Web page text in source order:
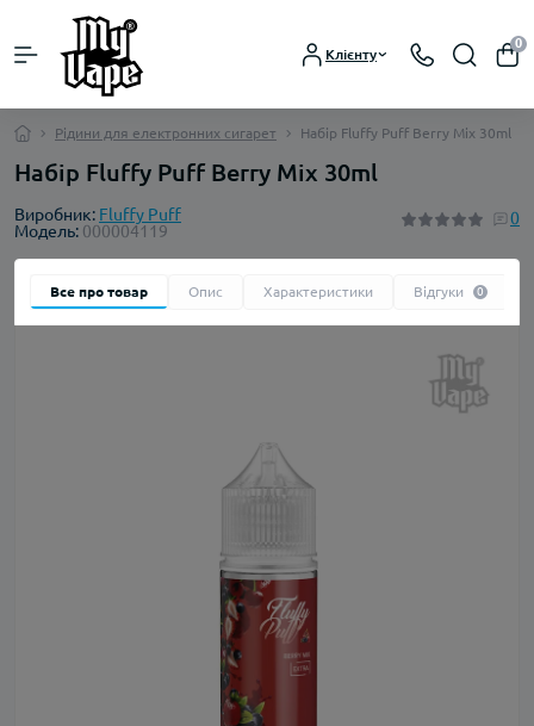
Клієнту
0
Рідини для електронних сигарет Набір Fluffy Puff Berry Mix 30ml
Набір Fluffy Puff Berry Mix 30ml
Виробник: Fluffy Puff
Модель: 000004119
0
Все про товар Опис Характеристики Відгуки 0